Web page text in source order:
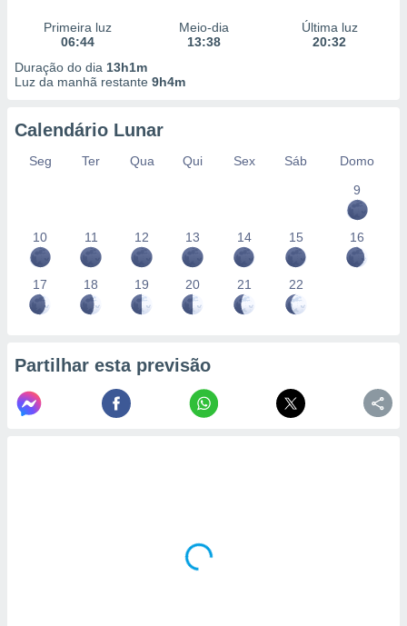
Primeira luz
06:44
Meio-dia
13:38
Última luz
20:32
Duração do dia 13h1m
Luz da manhã restante 9h4m
Calendário Lunar
Seg Ter Qua Qui Sex Sáb
Domo
9
10 11 12 13 14 15 16
17 18 19 20 21 22
Partilhar esta previsão